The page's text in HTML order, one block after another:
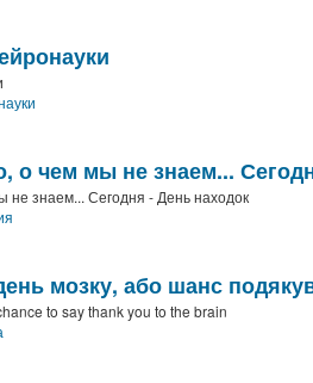
о чем мы не знаем...
не знаем... Сегодня - День находок
мозку, або шанс
to say thank you to the brain